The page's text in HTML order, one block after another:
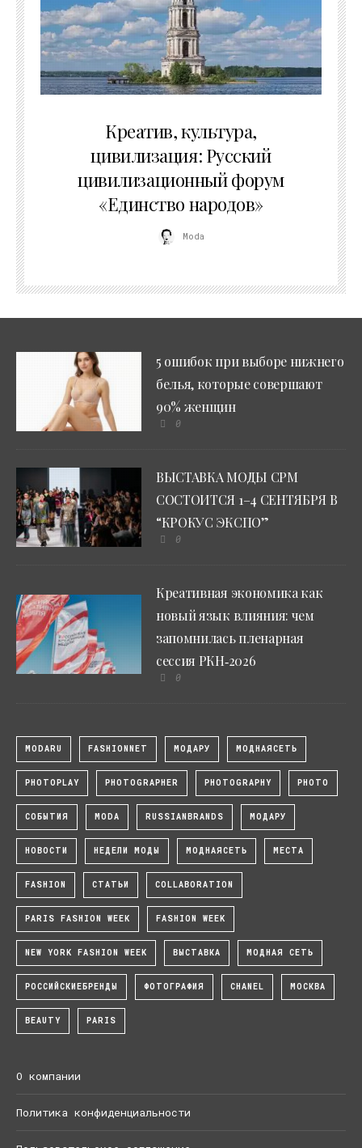
Креатив, культура,
цивилизация: Русский
цивилизационный форум
«Единство народов»
Moda
5 ошибок при выборе нижнего
белья, которые совершают
90% женщин
0
ВЫСТАВКА МОДЫ CPM
СОСТОИТСЯ 1–4 СЕНТЯБРЯ В
“КРОКУС ЭКСПО”
0
Креативная экономика как
новый язык влияния: чем
запомнилась пленарная
сессия РКН‑2026
0
MODARU FASHIONNET МОДАРУ МОДНАЯСЕТЬ
PHOTOPLAY PHOTOGRAPHER PHOTOGRAPHY PHOTO
СОБЫТИЯ MODA RUSSIANBRANDS МОДАРУ
НОВОСТИ НЕДЕЛИ МОДЫ МОДНАЯСЕТЬ МЕСТА
FASHION СТАТЬИ COLLABORATION
PARIS FASHION WEEK FASHION WEEK
NEW YORK FASHION WEEK ВЫСТАВКА МОДНАЯ СЕТЬ
РОССИЙСКИЕБРЕНДЫ ФОТОГРАФИЯ CHANEL МОСКВА
BEAUTY PARIS
О компании
Политика конфиденциальности